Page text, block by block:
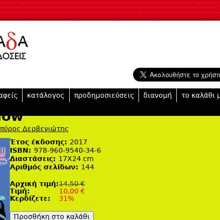
Δερβενιώτης
Έτος έκδοσης: 2017
ISBN: 978-960-9540-34-6
Διαστάσεις: 17Χ24 cm
Αριθμός σελίδων: 144
Αρχική τιμή:14,50 €
Tιμή:
10,00 €
Κερδίζετε:
31%
κατάλογος προδημοσιεύσεις διανομή
το καλάθι